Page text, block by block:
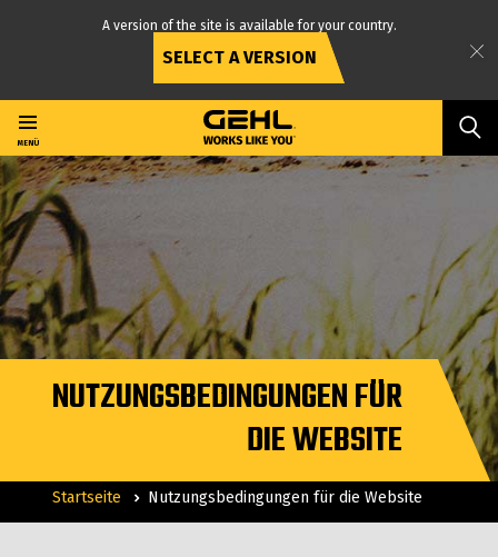
zum
Inhalt
A version of the site is available for your country.
SELECT A VERSION
MENÜ
NUTZUNGSBEDINGUNGEN FÜR
DIE WEBSITE
Startseite Nutzungsbedingungen für die Website